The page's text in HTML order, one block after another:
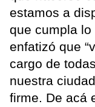
estamos a
que cumpla lo
enfatizó que
cargo de
nuestra
firme. De acá